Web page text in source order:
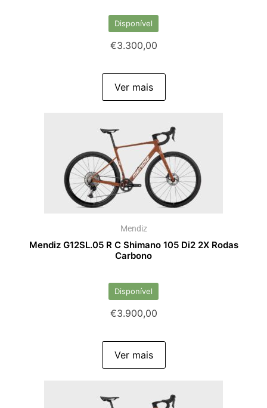
Disponível
€3.300,00
Ver mais
Mendiz
Mendiz G12SL.05 R C Shimano 105 Di2 2X Rodas
Carbono
Disponível
€3.900,00
Ver mais